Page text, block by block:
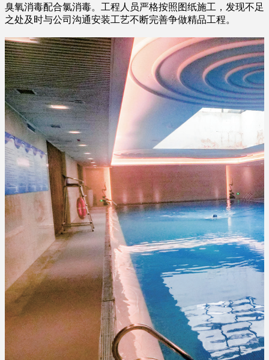
臭氧消毒配合氯消毒。工程人员严格按照图纸施工，发现不足
之处及时与公司沟通安装工艺不断完善争做精品工程。